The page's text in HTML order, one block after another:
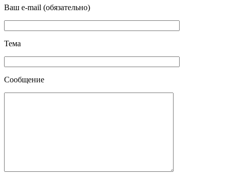
Ваш e-mail (обязательно)
Тема
Сообщение